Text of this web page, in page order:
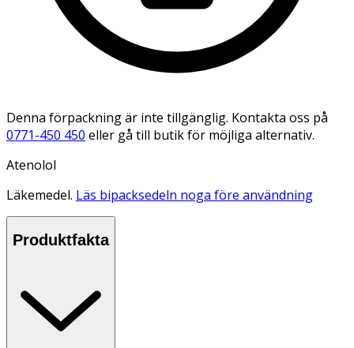
Denna förpackning är inte tillgänglig. Kontakta oss på
0771-450 450 eller gå till butik för möjliga alternativ.
Atenolol
Läkemedel. Läs bipacksedeln noga före användning
Produktfakta